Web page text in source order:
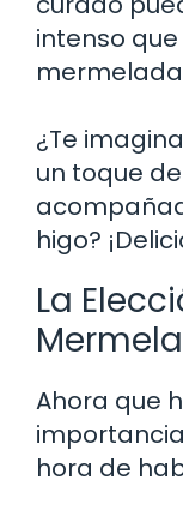
intenso
¿Te
un toque
higo?
La
Ahora que
hora de